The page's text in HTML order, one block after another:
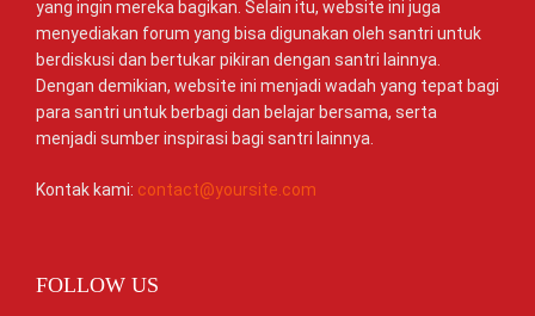
yang ingin mereka bagikan. Selain itu, website ini juga
menyediakan forum yang bisa digunakan oleh santri untuk
berdiskusi dan bertukar pikiran dengan santri lainnya.
Dengan demikian, website ini menjadi wadah yang tepat bagi
para santri untuk berbagi dan belajar bersama, serta
menjadi sumber inspirasi bagi santri lainnya.
Kontak kami: contact@yoursite.com
FOLLOW US